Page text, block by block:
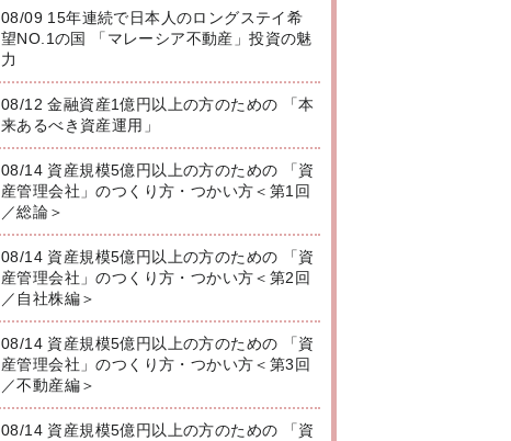
08/09 15年連続で日本人のロングステイ希
望NO.1の国 「マレーシア不動産」投資の魅
力
08/12 金融資産1億円以上の方のための 「本
来あるべき資産運用」
08/14 資産規模5億円以上の方のための 「資
産管理会社」のつくり方・つかい方＜第1回
／総論＞
08/14 資産規模5億円以上の方のための 「資
産管理会社」のつくり方・つかい方＜第2回
／自社株編＞
08/14 資産規模5億円以上の方のための 「資
産管理会社」のつくり方・つかい方＜第3回
／不動産編＞
08/14 資産規模5億円以上の方のための 「資